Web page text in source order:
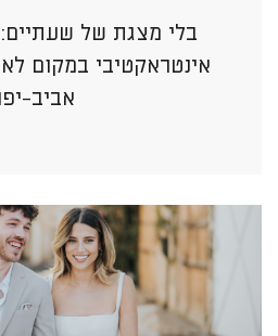
בלי מצגת של שעתיים:
אינטראקטיבי במקום
אביב-